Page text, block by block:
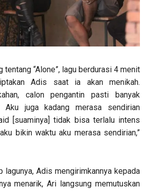
tentang “Alone”, lagu berdurasi 4 menit
Adis saat ia akan menikah.
calon pengantin pasti banyak
Aku juga kadang merasa sendirian
[suaminya] tidak bisa terlalu intens
bikin waktu aku merasa sendirian,”
lagunya, Adis mengirimkannya kepada
menarik, Ari langsung memutuskan